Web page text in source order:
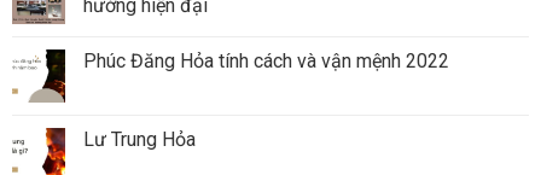
hướng hiện đại
Phúc Đăng Hỏa tính cách và vận mệnh 2022
Lư Trung Hỏa